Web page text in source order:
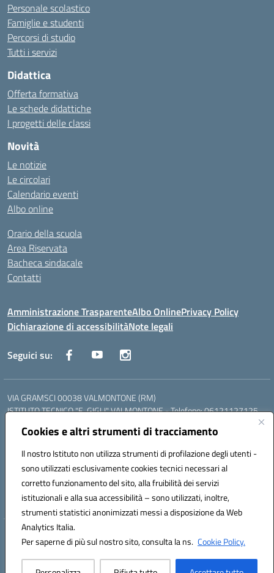
Cookies e altri strumenti di tracciamento
Il nostro Istituto non utilizza strumenti di profilazione degli utenti -
sono utilizzati esclusivamente cookies tecnici necessari al
corretto funzionamento del sito, alla fruibilità dei servizi
istituzionali e alla sua accessibilità – sono utilizzati, inoltre,
strumenti statistici anonimizzati messi a disposizione da Web
Analytics Italia.
Per saperne di più sul nostro sito, consulta la ns. Cookie Policy.
Personale scolastico
Famiglie e studenti
Percorsi di studio
Tutti i servizi
Didattica
Offerta formativa
Le schede didattiche
I progetti delle classi
Novità
Le notizie
Le circolari
Calendario eventi
Albo online
Orario della scuola
Area Riservata
Bacheca sindacale
Contatti
Amministrazione TrasparenteAlbo OnlinePrivacy Policy
Dichiarazione di accessibilitàNote legali
Seguici su:
VIA GRAMSCI 00038 VALMONTONE (RM)
ISTITUTO TECNICO "E. GIGLI" VALMONTONE - Telefono: 06121127125
06121126825
LICEO DELLE SCIENZE UMANE "P.L. NERVI" SEGNI - Telefono:
Mail: RMIS099002@istruzione.it - PEC: RMIS099002@pec.istruzione.it
Codice meccanografico: RMIS099002
Codice fiscale: 95036960581
Hosting & Powered by 3D Solution S.r.l.
Concept & Design by Designers Italia